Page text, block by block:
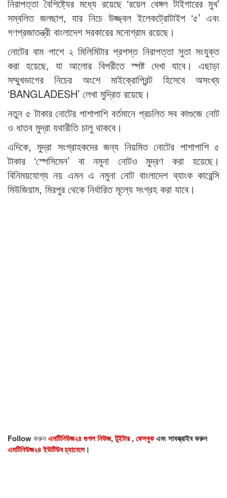
নিরাপত্তা বৈশিষ্ট্যের মধ্যে রয়েছে ‘রয়েল বেঙ্গল টাইগারের মুখ’
সম্বলিত জলছাপ, যার নিচে উজ্জ্বল ইলেকট্রোটাইপ ‘৫’ এবং
গণপ্রজাতন্ত্রী বাংলাদেশ সরকারের মনোগ্রাম রয়েছে।
নোটের বাম পাশে ২ মিলিমিটার প্রশস্ত নিরাপত্তা সুতা সংযুক্ত
করা হয়েছে, যা আলোর বিপরীতে স্পষ্ট দেখা যাবে। এছাড়া
সম্মুখভাগের নিচের অংশে মাইক্রোপ্রিন্ট হিসেবে অসংখ্য
‘BANGLADESH’ লেখা মুদ্রিত রয়েছে।
নতুন ৫ টাকার নোটের পাশাপাশি বর্তমানে প্রচলিত সব কাগুজে নোট
ও ধাতব মুদ্রা যথারীতি চালু থাকবে।
এদিকে, মুদ্রা সংগ্রাহকদের জন্য নিয়মিত নোটের পাশাপাশি ৫
টাকার ‘স্পেসিমেন’ বা নমুনা নোটও মুদ্রণ করা হয়েছে।
বিনিময়যোগ্য নয় এমন এ নমুনা নোট বাংলাদেশ ব্যাংক কারেন্সি
মিউজিয়াম, মিরপুর থেকে নির্ধারিত মূল্যে সংগ্রহ করা যাবে।
Followকরুনএমটিনিউজ২৪ গুগল নিউজ,টুইটার,ফেসবুকএবং সাবস্ক্রাইব করুন
এমটিনিউজ২৪ ইউটিউব চ্যানেলে।